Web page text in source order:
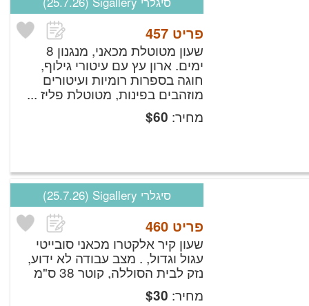
פריט 457
שעון מטוטלת מכאני, מנגנון 8
ימים. ארון עץ עם עיטורי גילוף,
חוגה בספרות רומיות ועיטורים
מוזהבים בפינות, מטוטלת פליז ...
מחיר:
$60
סיגלרי Sigallery (25.7.26)
פריט 460
שעון קיר אלקטרו מכאני סובייטי
עגול וגדול, . מצב עבודה לא ידוע,
נזק לבית הסוללה, קוטר 38 ס"מ
מחיר:
$30